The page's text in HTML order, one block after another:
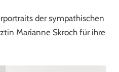
der sympathischen
Marianne Skroch für ihre